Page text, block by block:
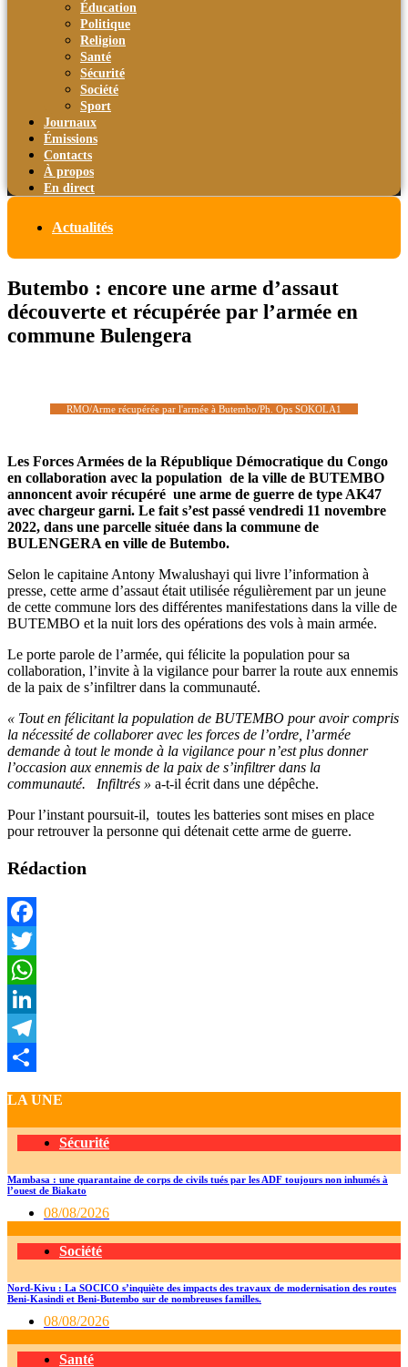
Éducation
Politique
Religion
Santé
Sécurité
Société
Sport
Journaux
Émissions
Contacts
À propos
En direct
Actualités
Butembo : encore une arme d’assaut
découverte et récupérée par l’armée en
commune Bulengera
RMO/Arme récupérée par l'armée à Butembo/Ph. Ops SOKOLA1
Les Forces Armées de la République Démocratique du Congo
en collaboration avec la population de la ville de BUTEMBO
annoncent avoir récupéré une arme de guerre de type AK47
avec chargeur garni. Le fait s’est passé vendredi 11 novembre
2022, dans une parcelle située dans la commune de
BULENGERA en ville de Butembo.
Selon le capitaine Antony Mwalushayi qui livre l’information à
presse, cette arme d’assaut était utilisée régulièrement par un jeune
de cette commune lors des différentes manifestations dans la ville de
BUTEMBO et la nuit lors des opérations des vols à main armée.
Le porte parole de l’armée, qui félicite la population pour sa
collaboration, l’invite à la vigilance pour barrer la route aux ennemis
de la paix de s’infiltrer dans la communauté.
« Tout en félicitant la population de BUTEMBO pour avoir compris
la nécessité de collaborer avec les forces de l’ordre, l’armée
demande à tout le monde à la vigilance pour n’est plus donner
l’occasion aux ennemis de la paix de s’infiltrer dans la
communauté. Infiltrés » a-t-il écrit dans une dépêche.
Pour l’instant poursuit-il, toutes les batteries sont mises en place
pour retrouver la personne qui détenait cette arme de guerre.
Rédaction
Facebook
Twitter
WhatsApp
LinkedIn
Telegram
LA UNE
Sécurité
Mambasa : une quarantaine de corps de civils tués par les ADF toujours non inhumés à
l’ouest de Biakato
08/08/2026
Société
Nord-Kivu : La SOCICO s’inquiète des impacts des travaux de modernisation des routes
Beni-Kasindi et Beni-Butembo sur de nombreuses familles.
08/08/2026
Santé